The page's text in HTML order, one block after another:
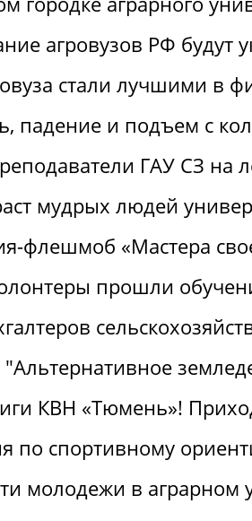
агровузов РФ будут
стали лучшими в
падение и подъем с
ГАУ СЗ
мудрых людей
флешмоб «Мастера
прошли
"Альтернативное
КВН «Тюмень»!
по спортивному
молодежи в аграрном